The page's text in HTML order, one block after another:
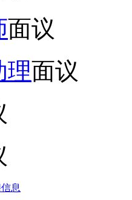
面议
理面议
息